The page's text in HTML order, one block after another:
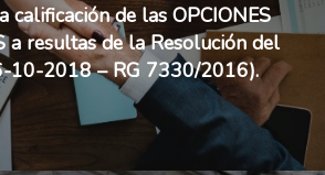
calificación de las OPCIONES
a resultas de la Resolución del
10-2018 – RG 7330/2016).